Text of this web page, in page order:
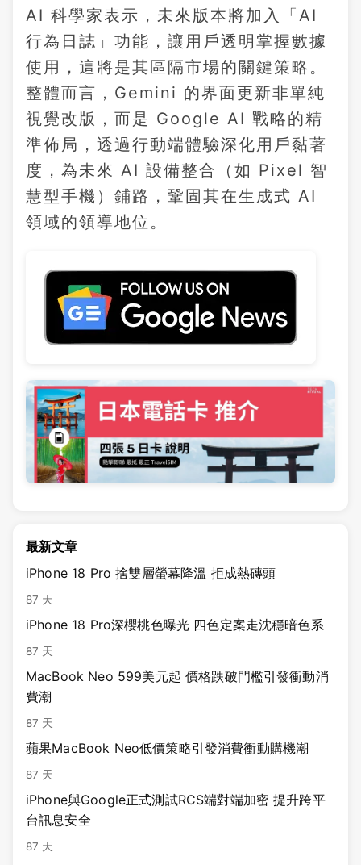
AI 科學家表示，未來版本將加入「AI
行為日誌」功能，讓用戶透明掌握數據
使用，這將是其區隔市場的關鍵策略。
整體而言，Gemini 的界面更新非單純
視覺改版，而是 Google AI 戰略的精
準佈局，透過行動端體驗深化用戶黏著
度，為未來 AI 設備整合（如 Pixel 智
慧型手機）鋪路，鞏固其在生成式 AI
領域的領導地位。
最新文章
iPhone 18 Pro 捨雙層螢幕降溫 拒成熱磚頭
87 天
iPhone 18 Pro深櫻桃色曝光 四色定案走沈穩暗色系
87 天
MacBook Neo 599美元起 價格跌破門檻引發衝動消
費潮
87 天
蘋果MacBook Neo低價策略引發消費衝動購機潮
87 天
iPhone與Google正式測試RCS端對端加密 提升跨平
台訊息安全
87 天